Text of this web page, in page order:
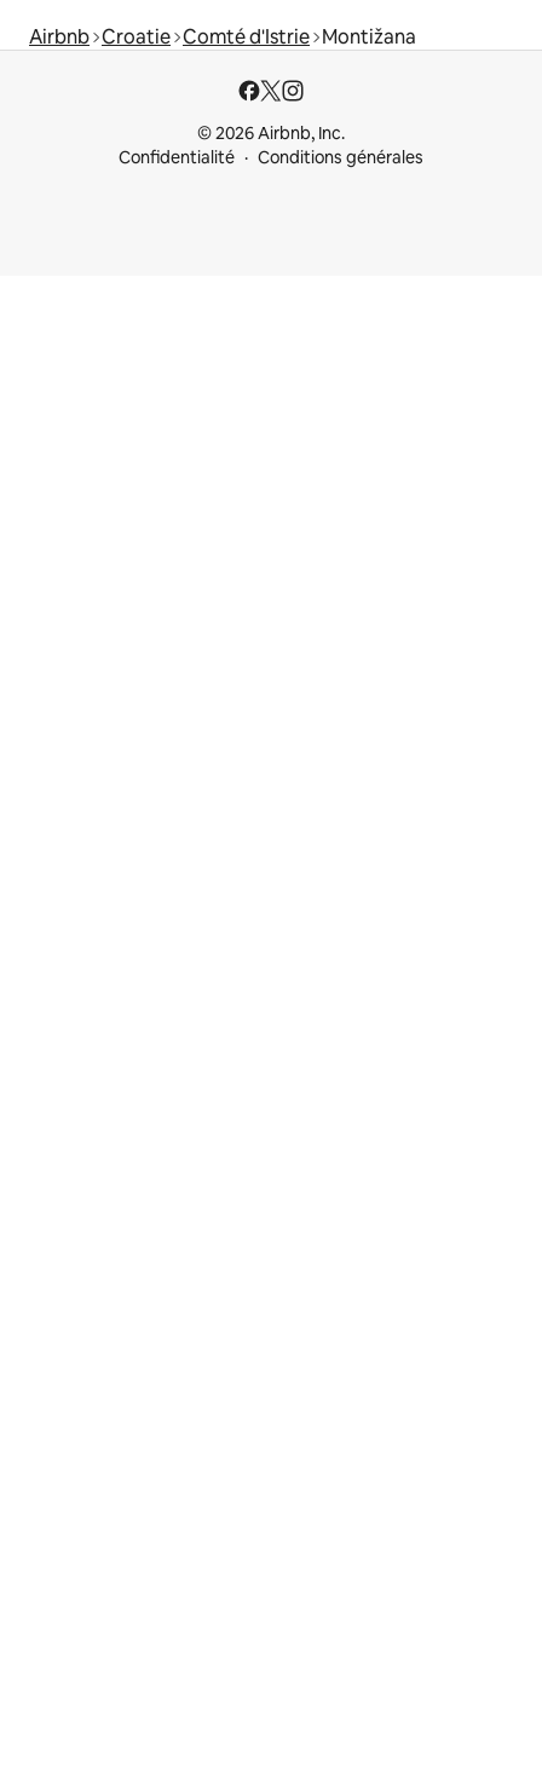
Airbnb Croatie Comté d'Istrie Montižana
© 2026 Airbnb, Inc.
Confidentialité
Conditions générales